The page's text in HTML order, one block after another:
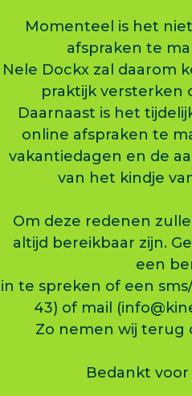
Momenteel is het
afspraken te
Nele Dockx zal daarom
praktijk versterken
Daarnaast is het
online afspraken te
vakantiedagen en de
van het kindje
Om deze redenen
altijd bereikbaar zijn.
een
in te spreken of een
43) of mail
Zo nemen wij terug
Bedankt